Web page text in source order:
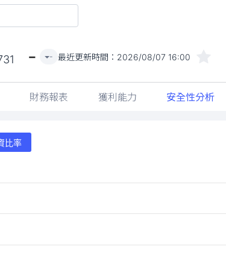
- - 最近更新時間： 2026/08/07 16:00
財務報表 獲利能力 安全性分析
比率